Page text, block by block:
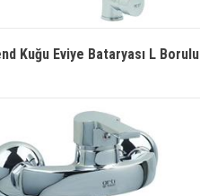
Kuğu Eviye Bataryası L Borulu